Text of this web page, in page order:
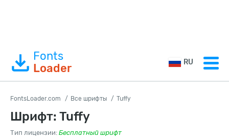
Fonts
Loader
RU
FontsLoader.com Все шрифты Tuffy
Шрифт: Tuffy
Тип лицензии: Бесплатный шрифт